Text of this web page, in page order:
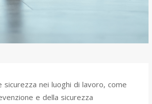
sicurezza nei luoghi di lavoro, come
e della sicurezza